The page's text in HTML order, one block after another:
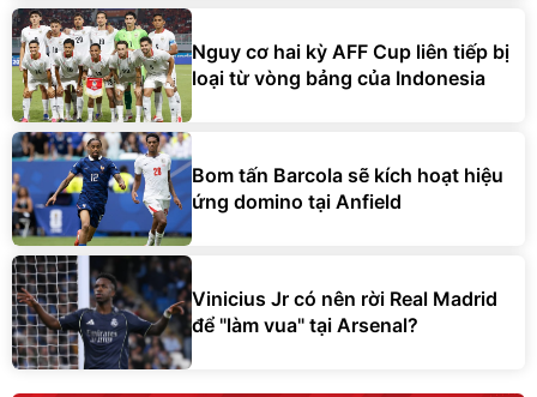
Nguy cơ hai kỳ AFF Cup liên tiếp bị
loại từ vòng bảng của Indonesia
Bom tấn Barcola sẽ kích hoạt hiệu
ứng domino tại Anfield
Vinicius Jr có nên rời Real Madrid
để "làm vua" tại Arsenal?